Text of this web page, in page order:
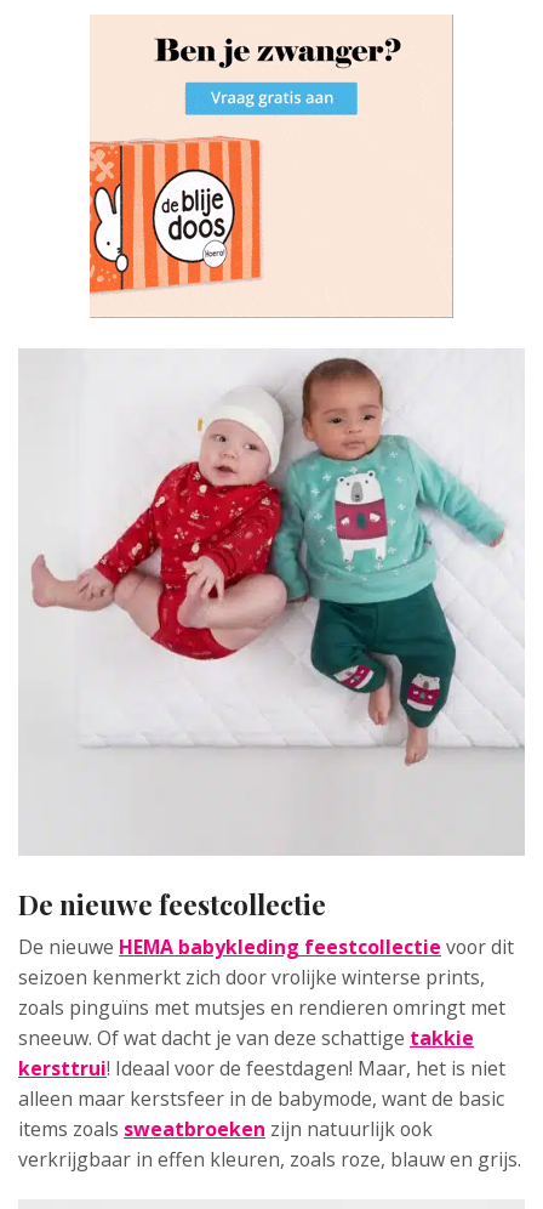
De nieuwe feestcollectie
De nieuwe HEMA babykleding feestcollectie voor dit
seizoen kenmerkt zich door vrolijke winterse prints,
zoals pinguïns met mutsjes en rendieren omringt met
sneeuw. Of wat dacht je van deze schattige takkie
kersttrui! Ideaal voor de feestdagen! Maar, het is niet
alleen maar kerstsfeer in de babymode, want de basic
items zoals sweatbroeken zijn natuurlijk ook
verkrijgbaar in effen kleuren, zoals roze, blauw en grijs.